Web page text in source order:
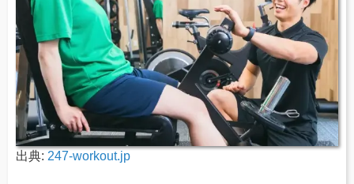
出典: 247-workout.jp